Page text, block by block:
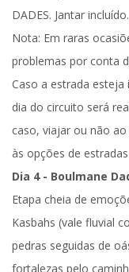
DADES. Jantar incluído.
Nota: Em raras
problemas por conta
Caso a estrada esteja
dia do circuito será
caso, viajar ou não
às opções de
Dia 4 - Boulmane
Etapa cheia de
Kasbahs (vale fluvial
pedras seguidas de
fortalezas pelo